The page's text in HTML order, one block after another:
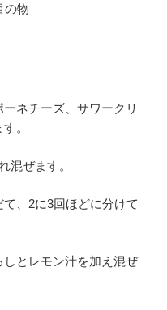
の物
ネチーズ、サワークリ
。
混ぜます。
、2に3回ほどに分けて
とレモン汁を加え混ぜ